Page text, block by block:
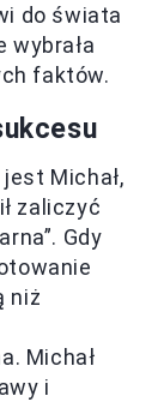
do świata
wybrała
faktów.
Michał,
zaliczyć
Gdy
niż
Michał
i